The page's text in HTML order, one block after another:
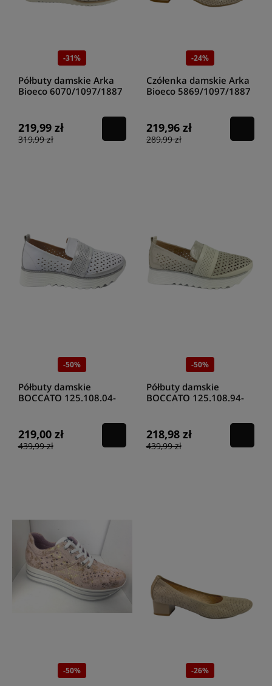
-31%
Półbuty damskie Arka
Bioeco 6070/1097/1887
219,99 zł
319,99 zł
-24%
Czółenka damskie Arka
Bioeco 5869/1097/1887
219,96 zł
289,99 zł
-50%
Półbuty damskie
BOCCATO 125.108.04-
219,00 zł
439,99 zł
-50%
Półbuty damskie
BOCCATO 125.108.94-
218,98 zł
439,99 zł
-50% -26%